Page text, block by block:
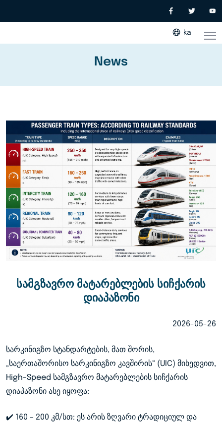
ka
News
სამგზავრო მატარებლების სიჩქარის
დიაპაზონი
2026-05-26
სარკინიგზო სტანდარტების, მათ შორის,
„საერთაშორისო სარკინიგზო კავშირის“ (UIC) მიხედვით,
High-Speed სამგზავრო მატარებლების სიჩქარის
დიაპაზონი ასე იყოფა:
✔️ 160 – 200 კმ/სთ: ეს არის ზღვარი ტრადიციულ და